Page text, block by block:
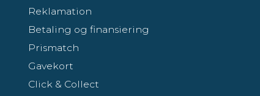
Reklamation
Betaling og finansiering
Prismatch
Gavekort
Click & Collect